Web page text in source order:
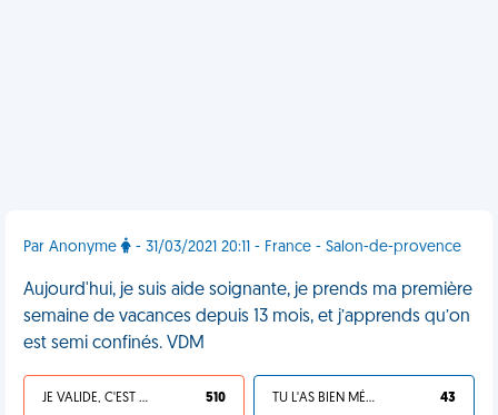
Par Anonyme - 31/03/2021 20:11 - France - Salon-de-provence
Aujourd'hui, je suis aide soignante, je prends ma première
semaine de vacances depuis 13 mois, et j’apprends qu’on
est semi confinés. VDM
JE VALIDE, C'EST UNE VDM 510 TU L'AS BIEN MÉRITÉ 43